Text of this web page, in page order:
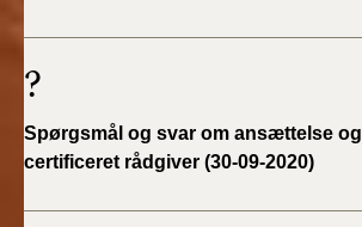
BR18 (1/1-4/7 2019)
?
Spørgsmål og svar om ansættelse og
certificeret rådgiver (30-09-2020)